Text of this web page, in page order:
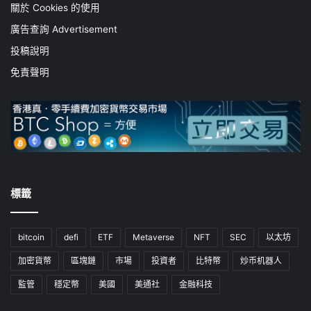
關於 Cookies 的使用
廣告查詢 Advertisement
投稿說明
免責聲明
標籤
bitcoin defi ETF Metaverse NFT SEC 以太坊
加密貨幣 區塊鏈 市場 投資者 比特幣 炒币机器人
監管 穩定幣 美國 美通社 金融科技